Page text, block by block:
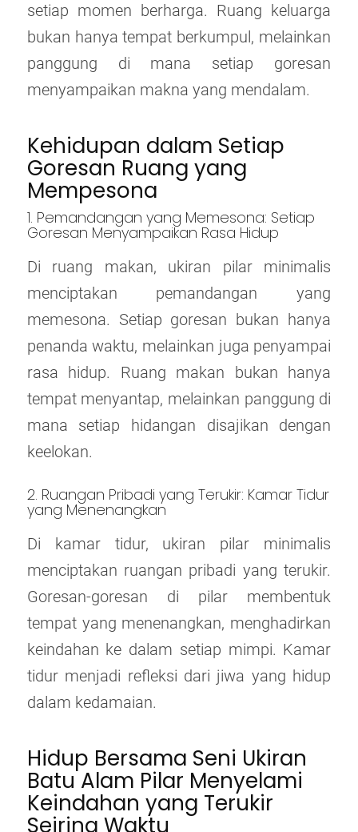
setiap momen berharga. Ruang keluarga
bukan hanya tempat berkumpul, melainkan
panggung di mana setiap goresan
menyampaikan makna yang mendalam.
Kehidupan dalam Setiap
Goresan Ruang yang
Mempesona
1. Pemandangan yang Memesona: Setiap
Goresan Menyampaikan Rasa Hidup
Di ruang makan, ukiran pilar minimalis
menciptakan pemandangan yang
memesona. Setiap goresan bukan hanya
penanda waktu, melainkan juga penyampai
rasa hidup. Ruang makan bukan hanya
tempat menyantap, melainkan panggung di
mana setiap hidangan disajikan dengan
keelokan.
2. Ruangan Pribadi yang Terukir: Kamar Tidur
yang Menenangkan
Di kamar tidur, ukiran pilar minimalis
menciptakan ruangan pribadi yang terukir.
Goresan-goresan di pilar membentuk
tempat yang menenangkan, menghadirkan
keindahan ke dalam setiap mimpi. Kamar
tidur menjadi refleksi dari jiwa yang hidup
dalam kedamaian.
Hidup Bersama Seni Ukiran
Batu Alam Pilar Menyelami
Keindahan yang Terukir
Seiring Waktu